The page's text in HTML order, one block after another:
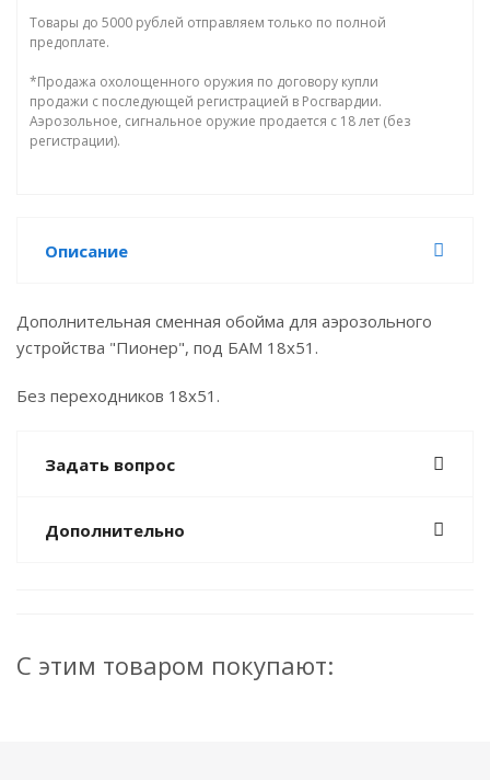
Товары до 5000 рублей отправляем только по полной
предоплате.
*Продажа охолощенного оружия по договору купли
продажи с последующей регистрацией в Росгвардии.
Аэрозольное, сигнальное оружие продается с 18 лет (без
регистрации).
Описание
Дополнительная сменная обойма для аэрозольного
устройства "Пионер", под БАМ 18х51.
Без переходников 18х51.
Задать вопрос
Дополнительно
С этим товаром покупают: